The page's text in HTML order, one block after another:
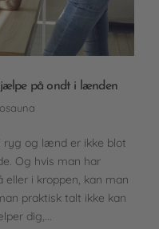
på ondt i lænden
og lænd er ikke blot
Og hvis man har
i kroppen, kan man
praktisk talt ikke kan
dig,...